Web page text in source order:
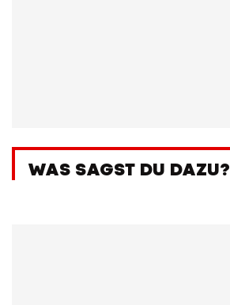
WAS SAGST DU DAZU?